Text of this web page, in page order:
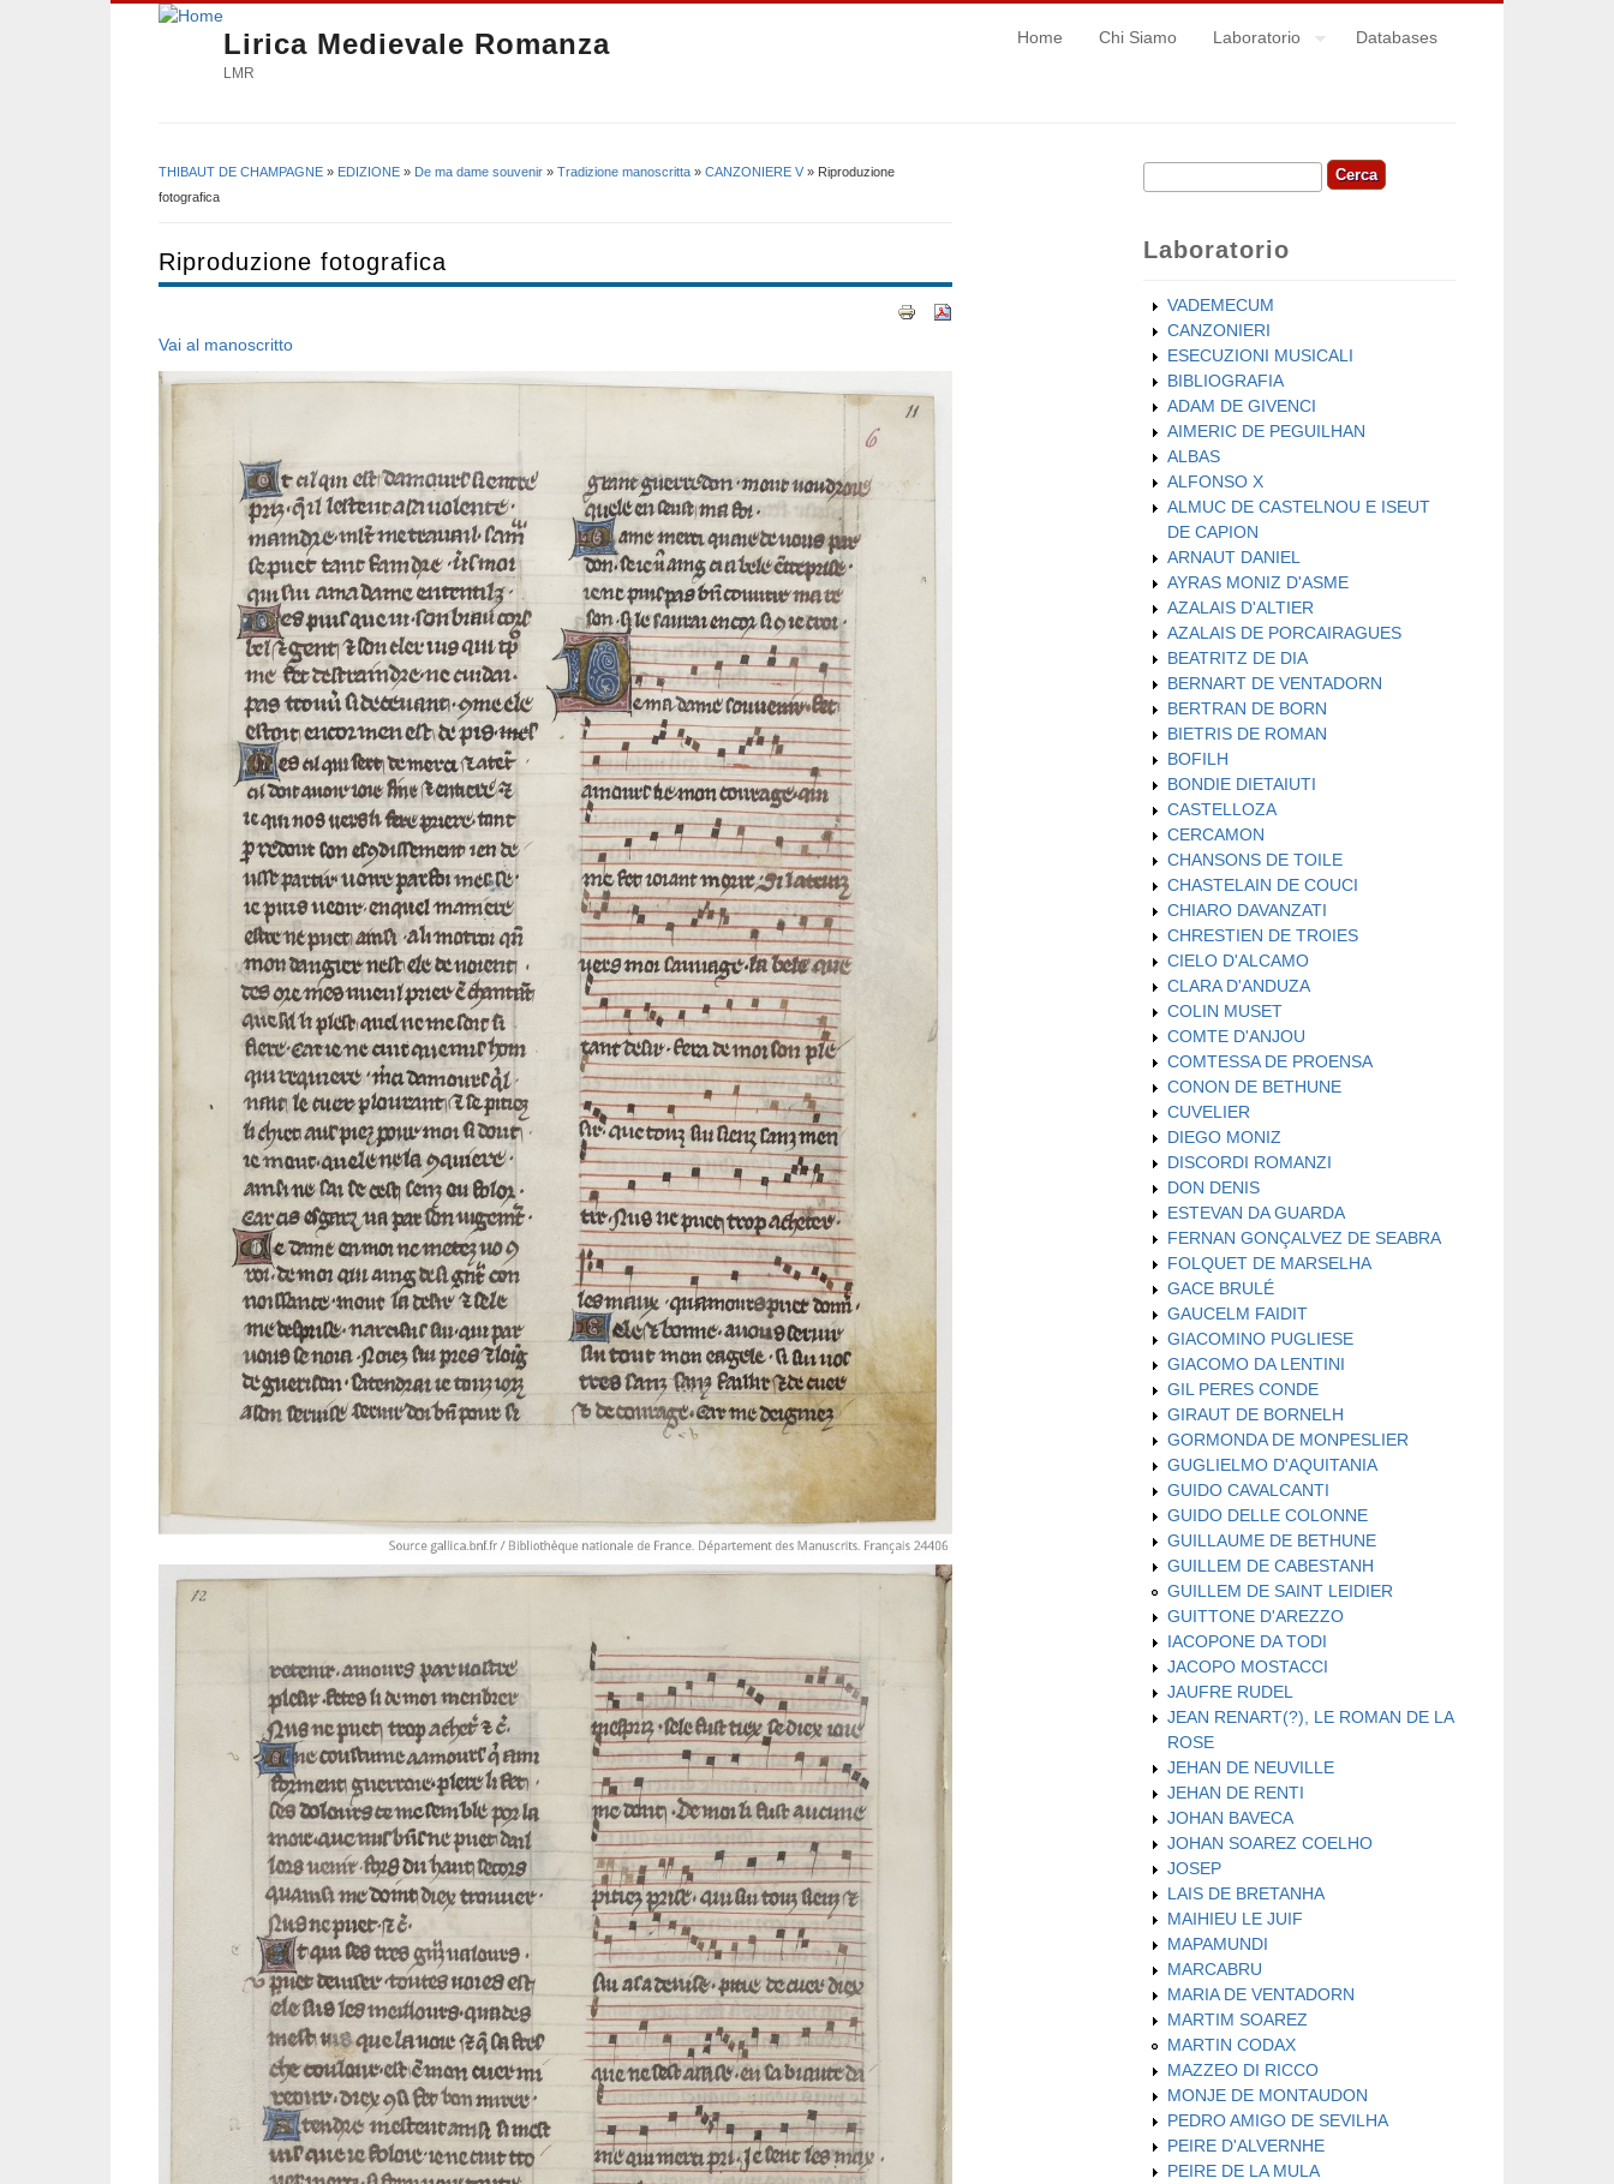
Lirica Medievale Romanza
LMR
Home Chi Siamo Laboratorio Databases
Tu sei qui
THIBAUT DE CHAMPAGNE » EDIZIONE » De ma dame souvenir » Tradizione manoscritta » CANZONIERE V » Riproduzione
fotografica
Riproduzione fotografica
Vai al manoscritto
Form di ricerca
Cerca
Laboratorio
VADEMECUM
CANZONIERI
ESECUZIONI MUSICALI
BIBLIOGRAFIA
ADAM DE GIVENCI
AIMERIC DE PEGUILHAN
ALBAS
ALFONSO X
ALMUC DE CASTELNOU E ISEUT
DE CAPION
ARNAUT DANIEL
AYRAS MONIZ D'ASME
AZALAIS D'ALTIER
AZALAIS DE PORCAIRAGUES
BEATRITZ DE DIA
BERNART DE VENTADORN
BERTRAN DE BORN
BIETRIS DE ROMAN
BOFILH
BONDIE DIETAIUTI
CASTELLOZA
CERCAMON
CHANSONS DE TOILE
CHASTELAIN DE COUCI
CHIARO DAVANZATI
CHRESTIEN DE TROIES
CIELO D'ALCAMO
CLARA D'ANDUZA
COLIN MUSET
COMTE D'ANJOU
COMTESSA DE PROENSA
CONON DE BETHUNE
CUVELIER
DIEGO MONIZ
DISCORDI ROMANZI
DON DENIS
ESTEVAN DA GUARDA
FERNAN GONÇALVEZ DE SEABRA
FOLQUET DE MARSELHA
GACE BRULÉ
GAUCELM FAIDIT
GIACOMINO PUGLIESE
GIACOMO DA LENTINI
GIL PERES CONDE
GIRAUT DE BORNELH
GORMONDA DE MONPESLIER
GUGLIELMO D'AQUITANIA
GUIDO CAVALCANTI
GUIDO DELLE COLONNE
GUILLAUME DE BETHUNE
GUILLEM DE CABESTANH
GUILLEM DE SAINT LEIDIER
GUITTONE D'AREZZO
IACOPONE DA TODI
JACOPO MOSTACCI
JAUFRE RUDEL
JEAN RENART(?), LE ROMAN DE LA
ROSE
JEHAN DE NEUVILLE
JEHAN DE RENTI
JOHAN BAVECA
JOHAN SOAREZ COELHO
JOSEP
LAIS DE BRETANHA
MAIHIEU LE JUIF
MAPAMUNDI
MARCABRU
MARIA DE VENTADORN
MARTIM SOAREZ
MARTIN CODAX
MAZZEO DI RICCO
MONJE DE MONTAUDON
PEDRO AMIGO DE SEVILHA
PEIRE D'ALVERNHE
PEIRE DE LA MULA